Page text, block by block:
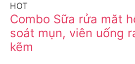
HOT
Combo Sữa rửa măt
soát mụn, viên uống
kẽm